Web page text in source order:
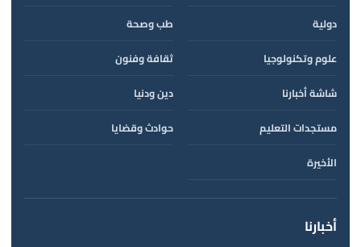
دولية
طب وصحة
علوم وتكنولوجيا
ثقافة وفنون
شاشة أخبارنا
دين ودنيا
مستجدات التعليم
حوادث وقضايا
الأخيرة
أخبارنا